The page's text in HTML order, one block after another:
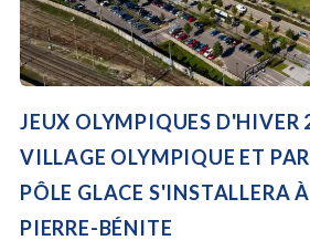
JEUX OLYMPIQUES D'HIVER
VILLAGE OLYMPIQUE ET
PÔLE GLACE S'INSTALLERA
PIERRE-BÉNITE